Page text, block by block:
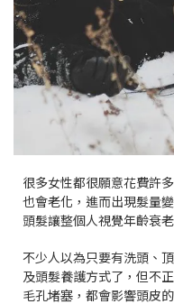
很多女性都很願意花費許
也會老化，進而出現髮量
頭髮讓整個人視覺年齡衰
不少人以為只要有洗頭、
及頭髮養護方式了，但不
毛孔堵塞，都會影響頭皮